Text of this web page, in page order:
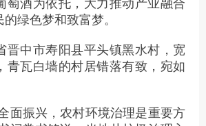
绿色梦和致富梦。
中市寿阳县平头镇黑水村，宽
青瓦白墙的村居错落有致，宛如
振兴，农村环境治理是重要方